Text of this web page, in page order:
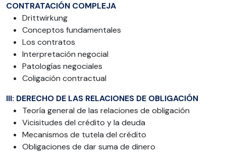
CONTRATACIÓN COMPLEJA
Drittwirkung
Conceptos fundamentales
Los contratos
Interpretación negocial
Patologías negociales
Coligación contractual
III: DERECHO DE LAS RELACIONES DE OBLIGACIÓN
Teoría general de las relaciones de obligación
Vicisitudes del crédito y la deuda
Mecanismos de tutela del crédito
Obligaciones de dar suma de dinero